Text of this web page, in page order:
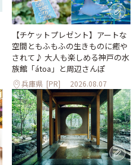
【チケットプレゼント】アートな
空間ともふもふの生きものに癒や
されて♪ 大人も楽しめる神戸の水
族館「átoa」と周辺さんぽ
兵庫県 [PR] 2026.08.07